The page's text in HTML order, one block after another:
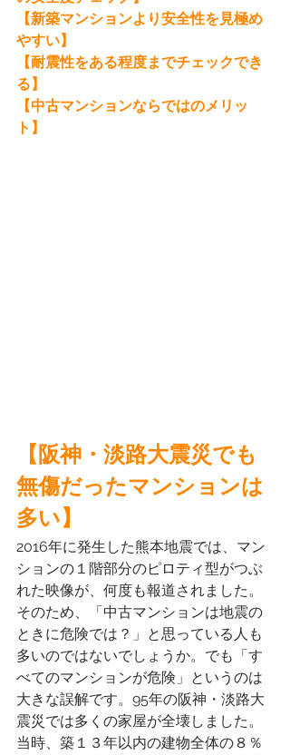
【新築マンションより安全性を見極め
やすい】
【耐震性をある程度までチェックでき
る】
【中古マンションならではのメリッ
ト】
【阪神・淡路大震災でも
無傷だったマンションは
多い】
2016年に発生した熊本地震では、マン
ションの１階部分のピロティ型がつぶ
れた映像が、何度も報道されました。
そのため、「中古マンションは地震の
ときに危険では？」と思っている人も
多いのではないでしょうか。でも「す
べてのマンションが危険」というのは
大きな誤解です。95年の阪神・淡路大
震災では多くの家屋が全壊しました。
当時、築１３年以内の建物全体の８％